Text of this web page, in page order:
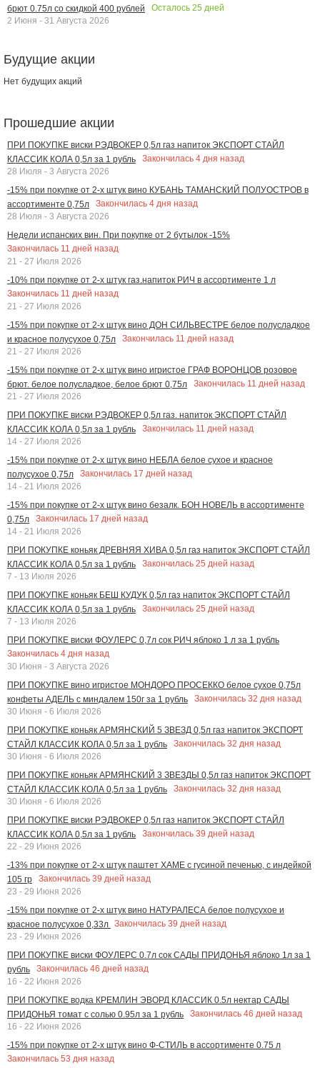
брют 0.75л со скидкой 400 рублей
Осталось 25 дней
2 Июня - 31 Августа 2026
Будущие акции
Нет будущих акций
Прошедшие акции
ПРИ ПОКУПКЕ виски РЭДВОКЕР 0,5л газ напиток ЭКСПОРТ СТАЙЛ
КЛАССИК КОЛА 0,5л за 1 рубль
Закончилась 4 дня назад
28 Июля - 3 Августа 2026
-15% при покупке от 2-х штук вино КУБАНЬ ТАМАНСКИЙ ПОЛУОСТРОВ в
ассортименте 0,75л
Закончилась 4 дня назад
28 Июля - 3 Августа 2026
Недели испанских вин. При покупке от 2 бутылок -15%
Закончилась 11 дней назад
21 - 27 Июля 2026
-10% при покупке от 2-х штук газ.напиток РИЧ в ассортименте 1 л
Закончилась 11 дней назад
21 - 27 Июля 2026
-15% при покупке от 2-х штук вино ДОН СИЛЬВЕСТРЕ белое полусладкое
и красное полусухое 0,75л
Закончилась 11 дней назад
21 - 27 Июля 2026
-15% при покупке от 2-х штук вино игристое ГРАФ ВОРОНЦОВ розовое
брют. белое полусладкое, белое брют 0,75л
Закончилась 11 дней назад
21 - 27 Июля 2026
ПРИ ПОКУПКЕ виски РЭДВОКЕР 0,5л газ. напиток ЭКСПОРТ СТАЙЛ
КЛАССИК КОЛА 0,5л за 1 рубль
Закончилась 11 дней назад
14 - 27 Июля 2026
-15% при покупке от 2-х штук вино НЕБЛА белое сухое и красное
полусухое 0,75л
Закончилась 17 дней назад
14 - 21 Июля 2026
-15% при покупке от 2-х штук вино безалк. БОН НОВЕЛЬ в ассортименте
0,75л
Закончилась 17 дней назад
14 - 21 Июля 2026
ПРИ ПОКУПКЕ коньяк ДРЕВНЯЯ ХИВА 0,5л газ напиток ЭКСПОРТ СТАЙЛ
КЛАССИК КОЛА 0,5л за 1 рубль
Закончилась 25 дней назад
7 - 13 Июля 2026
ПРИ ПОКУПКЕ коньяк БЕШ КУДУК 0,5л газ напиток ЭКСПОРТ СТАЙЛ
КЛАССИК КОЛА 0,5л за 1 рубль
Закончилась 25 дней назад
7 - 13 Июля 2026
ПРИ ПОКУПКЕ виски ФОУЛЕРС 0,7л сок РИЧ яблоко 1 л за 1 рубль
Закончилась 4 дня назад
30 Июня - 3 Августа 2026
ПРИ ПОКУПКЕ вино игристое МОНДОРО ПРОСЕККО белое сухое 0,75л
конфеты АДЕЛЬ с миндалем 150г за 1 рубль
Закончилась 32 дня назад
30 Июня - 6 Июля 2026
ПРИ ПОКУПКЕ коньяк АРМЯНСКИЙ 5 ЗВЕЗД 0,5л газ напиток ЭКСПОРТ
СТАЙЛ КЛАССИК КОЛА 0,5л за 1 рубль
Закончилась 32 дня назад
30 Июня - 6 Июля 2026
ПРИ ПОКУПКЕ коньяк АРМЯНСКИЙ 3 ЗВЕЗДЫ 0,5л газ напиток ЭКСПОРТ
СТАЙЛ КЛАССИК КОЛА 0,5л за 1 рубль
Закончилась 32 дня назад
30 Июня - 6 Июля 2026
ПРИ ПОКУПКЕ виски РЭДВОКЕР 0,5л газ напиток ЭКСПОРТ СТАЙЛ
КЛАССИК КОЛА 0,5л за 1 рубль
Закончилась 39 дней назад
22 - 29 Июня 2026
-13% при покупке от 2-х штук паштет ХАМЕ с гусиной печенью, с индейкой
105 гр
Закончилась 39 дней назад
23 - 29 Июня 2026
-15% при покупке от 2-х штук вино НАТУРАЛЕСА белое полусухое и
красное полусухое 0,33л Закончилась 39 дней назад
23 - 29 Июня 2026
ПРИ ПОКУПКЕ виски ФОУЛЕРС 0.7л сок САДЫ ПРИДОНЬЯ яблоко 1л за 1
рубль
Закончилась 46 дней назад
16 - 22 Июня 2026
ПРИ ПОКУПКЕ водка КРЕМЛИН ЭВОРД КЛАССИК 0.5л нектар САДЫ
ПРИДОНЬЯ томат с солью 0.95л за 1 рубль
Закончилась 46 дней назад
16 - 22 Июня 2026
-15% при покупке от 2-х штук вино Ф-СТИЛЬ в ассортименте 0.75 л
Закончилась 53 дня назад